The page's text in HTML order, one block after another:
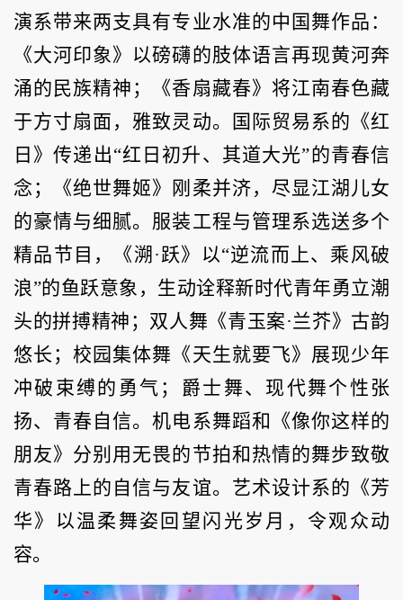
演系带来两支具有专业水准的中国舞作品：
《大河印象》以磅礴的肢体语言再现黄河奔
涌的民族精神；《香扇藏春》将江南春色藏
于方寸扇面，雅致灵动。国际贸易系的《红
日》传递出“红日初升、其道大光”的青春信
念；《绝世舞姬》刚柔并济，尽显江湖儿女
的豪情与细腻。服装工程与管理系选送多个
精品节目，《溯·跃》以“逆流而上、乘风破
浪”的鱼跃意象，生动诠释新时代青年勇立潮
头的拼搏精神；双人舞《青玉案·兰芥》古韵
悠长；校园集体舞《天生就要飞》展现少年
冲破束缚的勇气；爵士舞、现代舞个性张
扬、青春自信。机电系舞蹈和《像你这样的
朋友》分别用无畏的节拍和热情的舞步致敬
青春路上的自信与友谊。艺术设计系的《芳
华》以温柔舞姿回望闪光岁月，令观众动
容。